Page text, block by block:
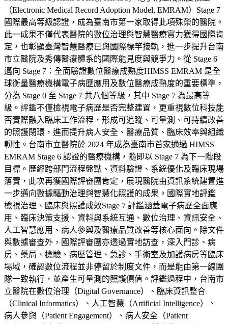
（Electronic Medical Record Adoption Model, EMRAM）Stage 7
國際最高等級認證，成為臺南市第一家取得此項殊榮的醫院。
此一成果不僅代表醫院的數位治理與智慧醫療實力獲得國際肯
定，也彰顯臺灣智慧醫療已與國際標竿接軌，進一步提升台南
市立醫院及秀傳醫療體系的國際能見度與競爭力。從 Stage 6
邁向 Stage 7：全面驗證數位醫療成熟度HIMSS EMRAM 是全
球衡量醫療機構電子病歷應用及數位醫療成熟度的重要標準，
分為 Stage 0 至 Stage 7 共八個等級，其中 Stage 7 為最高等
級。評鑑不僅檢視電子病歷是否完整建置，更重視數位科技能
否實際融入臨床工作流程，形成可追蹤、可量測、可持續改善
的照護閉環，進而提升病人安全、醫療品質、臨床效率與組織
韌性。台南市立醫院於 2024 年成為臺南市首家通過 HIMSS
EMRAM Stage 6 認證的醫療機構，隨即以 Stage 7 為下一階段
目標。歷經跨部門流程盤點、資料驗證、系統優化及臨床現場
落實，此次再獲國際評審團肯定，展現醫院由資訊系統建置進
一步邁向數據驅動治理與智慧化照護的成果。國際實地評鑑
檢視治理、臨床與照護成效Stage 7 評鑑涵蓋電子病歷全面應
用、臨床決策支援、資料與系統互通、數位治理、資訊安全、
人工智慧應用、病人參與及醫療品質改善等核心面向。除文件
與數據審查外，國際評審團亦透過實地訪查，深入門診、病
房、藥局、檢驗、病歷管理、急診、手術室及加護病房等臨床
場域，確認數位流程並非停留於制度文件，而是能由第一線團
隊一致執行，並產生可量測的照護價值。評鑑過程中，台南市
立醫院在數位治理（Digital Governance）、臨床資訊整合
（Clinical Informatics）、人工智慧（Artificial Intelligence）、
病人參與（Patient Engagement）、病人安全（Patient